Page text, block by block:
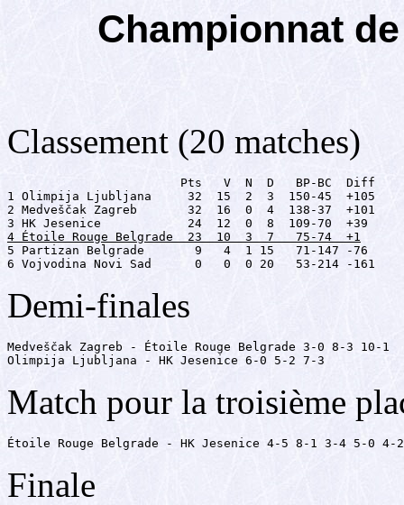
Championnat
Classement (20 matches)
                        Pts   V  N  D   BP-BC  Diff
1 Olimpija Ljubljana     32  15  2  3  150-45  +105
2 Medveščak Zagreb       32  16  0  4  138-37  +101
4 Étoile Rouge Belgrade  23  10  3  7   75-74  +1
5 Partizan Belgrade       9   4  1 15   71-147 -76
6 Vojvodina Novi Sad      0   0  0 20   53-214 -161
Demi-finales
Medveščak Zagreb - Étoile Rouge Belgrade 3-0 8-3 10-1
Olimpija Ljubljana - HK Jesenice 6-0 5-2 7-3
Match pour la troisième
Étoile Rouge Belgrade - HK Jesenice 4-5 8-1 3-4 5-0 4-2
Finale